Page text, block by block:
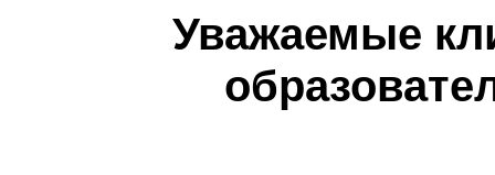
Уважаемые